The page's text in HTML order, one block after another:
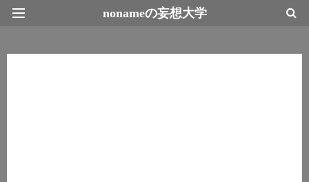
nonameの妄想大学